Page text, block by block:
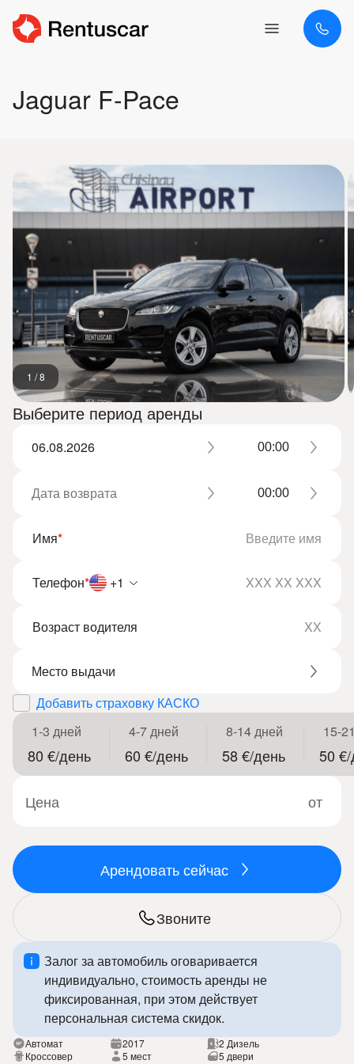
Jaguar F-Pace
Выберите период аренды
Имя*
Телефон* +1
Возраст водителя
Добавить страховку КАСКО
1-3 дней
80 €/день
4-7 дней
60 €/день
8-14 дней
58 €/день
15-
50
Цена от
Звоните
Арендовать сейчас
Залог за автомобиль оговаривается
индивидуально, стоимость аренды не
фиксированная, при этом действует
персональная система скидок.
Автомат 2017
2 Дизель
Кроссовер
5 мест 5 двери
1 /8